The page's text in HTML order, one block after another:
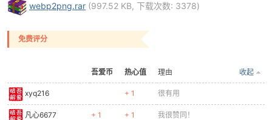
cn
webp2png.rar (997.52 KB, 下载次数: 3378)
免费评分
吾爱币 热心值 收起
理由
xyq216 + 1 很有用
凡心6677 + 1 + 1 我很赞同！